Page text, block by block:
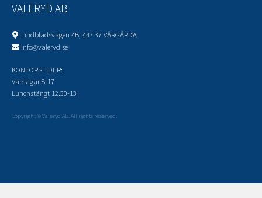
VALERYD AB
Lindbladsvägen 4B, 447 37 VÅRGÅRDA
info@valeryd.se
KONTORSTIDER:
Vardagar 8-17
Lunchstängt 12.30-13
Copyright © Valeryd AB. All rights reserved.